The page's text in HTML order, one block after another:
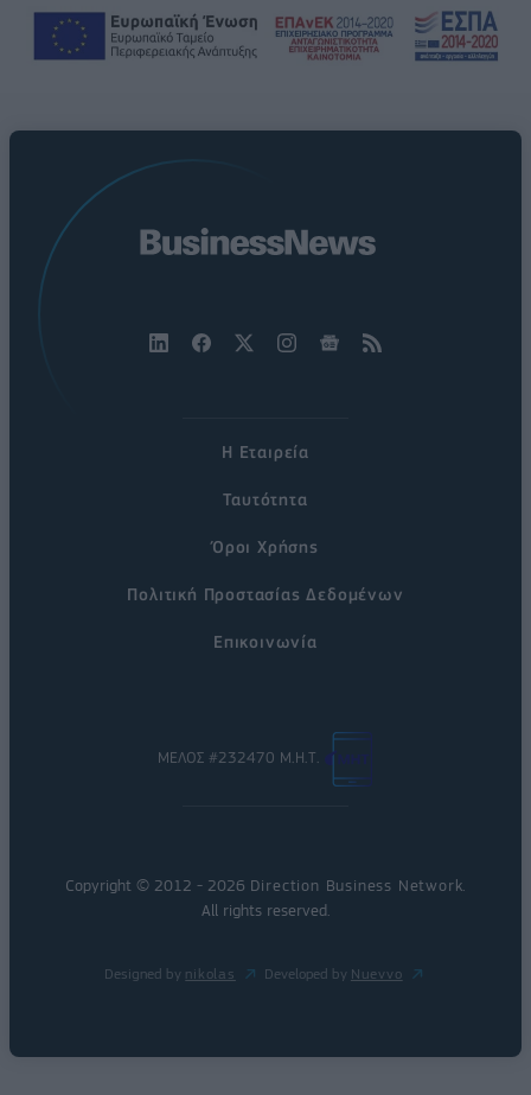
Η Εταιρεία
Ταυτότητα
Όροι Χρήσης
Πολιτική Προστασίας Δεδομένων
Επικοινωνία
ΜΕΛΟΣ #232470 Μ.Η.Τ.
Copyright © 2012 - 2026 Direction Business Network
All rights reserved.
Designed by nikolas Developed by Nuevvo